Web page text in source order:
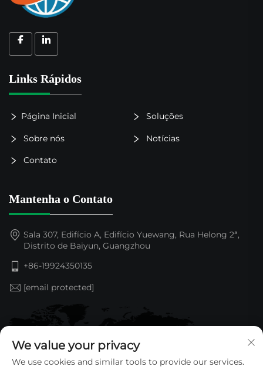
Links Rápidos
Página Inicial Soluções
Sobre nós Notícias
Contato
Mantenha o Contato
Sala 307, Edifício A, Edifício Yuewang, Rua Helong 2ª,
Distrito de Baiyun, Guangzhou
+86-19924350135
[email protected]
We value your privacy
We use cookies and similar tools to provide our services.